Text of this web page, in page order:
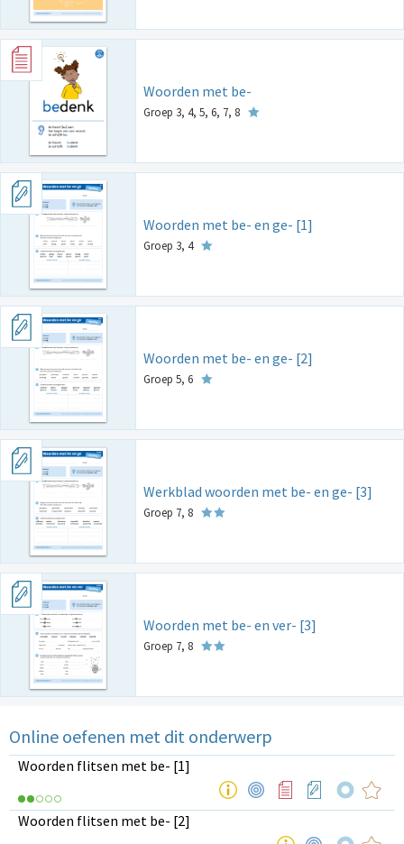
Woorden met be-
Groep 3, 4, 5, 6, 7, 8
Woorden met be- en ge- [1]
Groep 3, 4
Woorden met be- en ge- [2]
Groep 5, 6
Werkblad woorden met be- en ge- [3]
Groep 7, 8
Woorden met be- en ver- [3]
Groep 7, 8
Online oefenen met dit onderwerp
Woorden flitsen met be- [1]
Woorden flitsen met be- [2]